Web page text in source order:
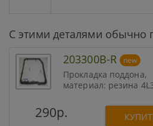
С этими деталями обычно
203300B-R
new
Прокладка поддона,
материал: резина
290р.